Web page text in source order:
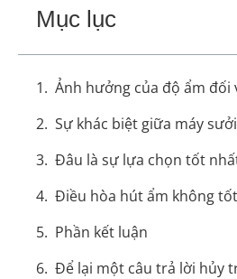
Mục lục
Ảnh hưởng của độ ẩm đối
Sự khác biệt giữa máy
Đâu là sự lựa chọn tốt
Điều hòa hút ẩm không tốt
Phần kết luận
Để lại một câu trả lời hủy